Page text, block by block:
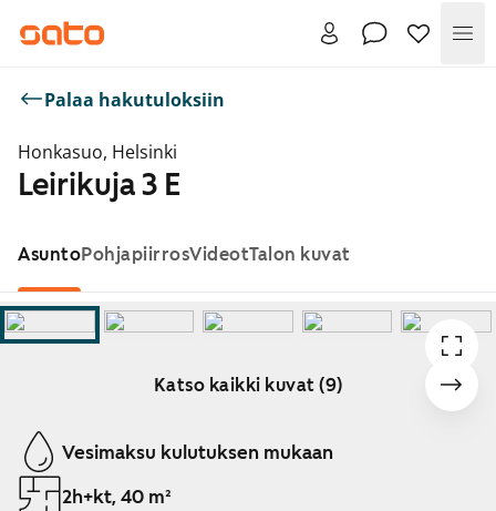
Palaa hakutuloksiin
Honkasuo, Helsinki
Leirikuja 3 E
AsuntoPohjapiirrosVideotTalon kuvat
Katso kaikki kuvat (9)
Näytetään dia 1 / 9
Vesimaksu kulutuksen mukaan
2h+kt, 40 m²